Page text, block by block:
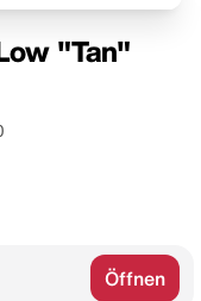
"Tan"
Öffnen